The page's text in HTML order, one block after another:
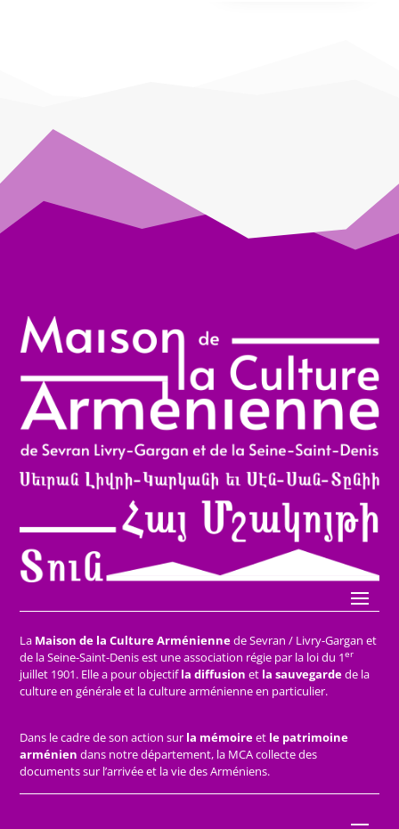
La Maison de la Culture Arméniennede Sevran / Livry-Gargan et
de la Seine-Saint-Denis est une association régie par la loi du 1er
juillet 1901. Elle a pour objectifla diffusion et la sauvegardede la
culture en générale et la culture arménienne en particulier.
Dans le cadre de son action sur la mémoireet le patrimoine
arménien dans notre département, la MCA collecte des
documents sur l’arrivée et la vie des Arméniens.